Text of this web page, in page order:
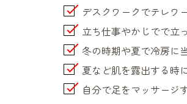
デスクワークでテレワ
立ち仕事やかじでで立
冬の時期や夏で冷房に
夏など肌を露出する時
自分で足をマッサージ